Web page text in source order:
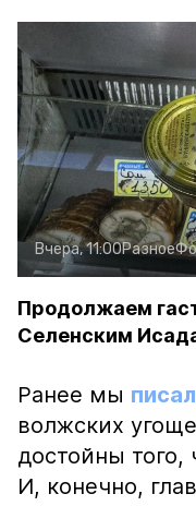
Вчера, 11:00Разное
Продолжаем
Селенским
Ранее мы
волжских
достойны того,
И, конечно,